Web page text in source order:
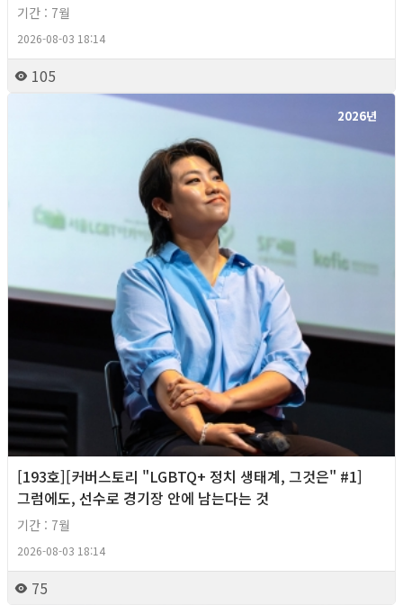
기간 : 7월
2026-08-03 18:14
105
2026년
[193호][커버스토리 "LGBTQ+ 정치 생태계, 그것은" #1]
그럼에도, 선수로 경기장 안에 남는다는 것
기간 : 7월
2026-08-03 18:14
75